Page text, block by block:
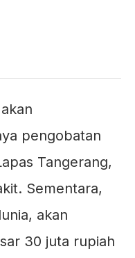
pengobatan
Tangerang,
Sementara,
akan
30 juta rupiah